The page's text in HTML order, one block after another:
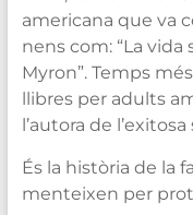
americana que va
nens com: “La
Myron”. Temps
llibres per adults
l’autora de
És la història de la
menteixen per